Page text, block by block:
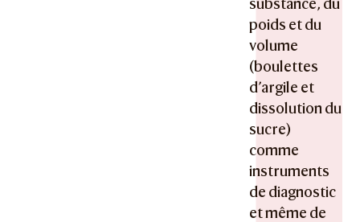
substance, du
poids et du
volume
(boulettes
d’argile et
dissolution du
sucre)
comme
instruments
de diagnostic
et même de